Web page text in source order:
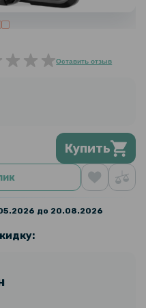
Оставить отзыв
Купить
до 20.08.2026